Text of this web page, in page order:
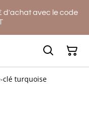
d'achat avec le code
clé turquoise